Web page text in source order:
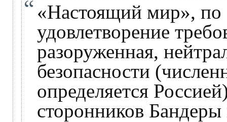
«Настоящий мир», по
удовлетворение
разоруженная,
безопасности
определяется
сторонников